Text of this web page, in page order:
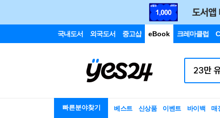
국내도서 외국도서 중고샵 eBook 크레마클럽
빠른분야찾기 베스트 신상품 이벤트 바이백 매